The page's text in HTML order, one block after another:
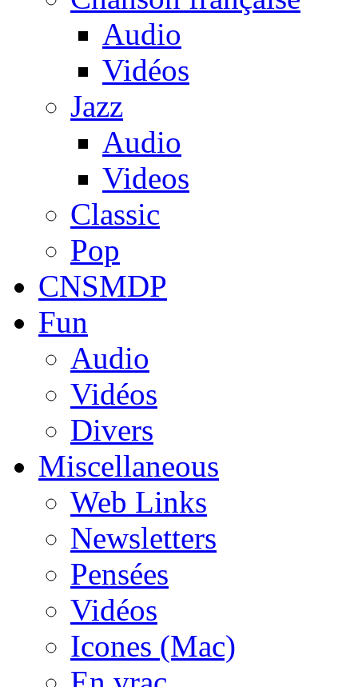
Audio
Vidéos
Jazz
Audio
Videos
Classic
Pop
CNSMDP
Fun
Audio
Vidéos
Divers
Miscellaneous
Web Links
Newsletters
Pensées
Vidéos
Icones (Mac)